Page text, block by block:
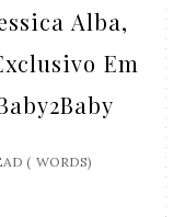
Alba,
Em
( WORDS)